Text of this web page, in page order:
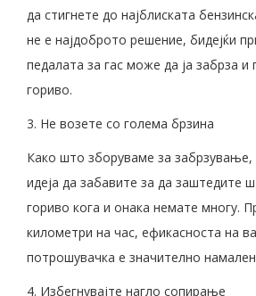
да стигнете до најблиската
не е најдоброто решение, бидејќи
педалата за гас може да ја забрза
гориво.
3. Не возете со голема брзина
Како што зборуваме за
идеја да забавите за да заштедите
гориво кога и онака немате многу.
километри на час, ефикасноста на
потрошувачка е значително
4. Избегнувајте нагло сопирање